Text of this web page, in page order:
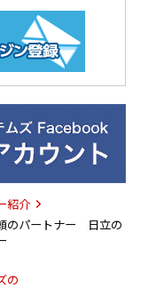
紹介
のパートナー 日立の
の